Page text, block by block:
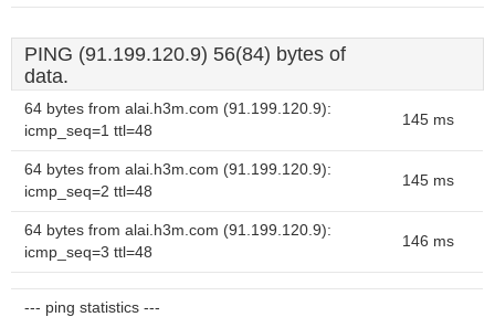
PING (91.199.120.9) 56(84) bytes of
data.
64 bytes from alai.h3m.com (91.199.120.9):
icmp_seq=1 ttl=48
145 ms
64 bytes from alai.h3m.com (91.199.120.9):
icmp_seq=2 ttl=48
145 ms
64 bytes from alai.h3m.com (91.199.120.9):
icmp_seq=3 ttl=48
146 ms
--- ping statistics ---